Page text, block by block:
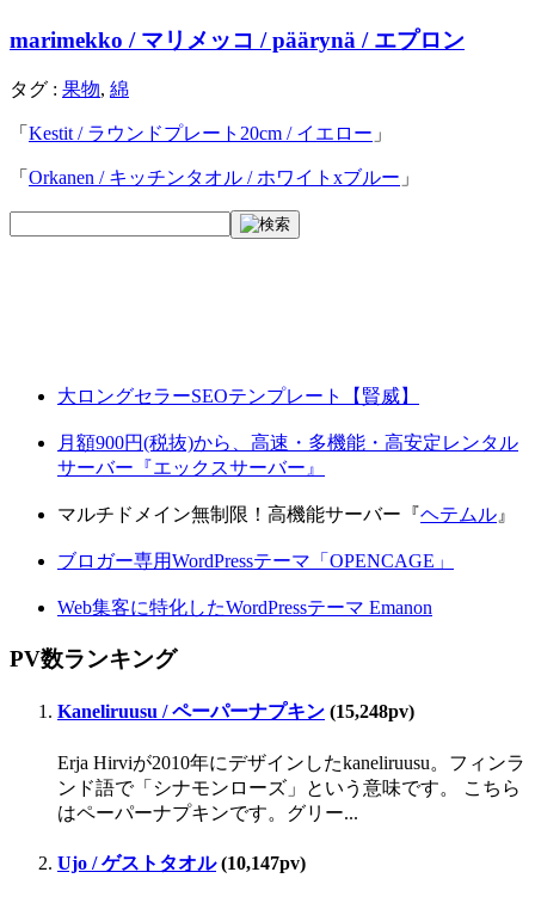
marimekko / マリメッコ / päärynä / エプロン
タグ : 果物, 綿
「 Kestit / ラウンドプレート20cm / イエロー 」
「 Orkanen / キッチンタオル / ホワイトxブルー 」
大ロングセラーSEOテンプレート【賢威】
月額900円(税抜)から、高速・多機能・高安定レンタル
サーバー『エックスサーバー』
マルチドメイン無制限！高機能サーバー『ヘテムル 』
ブロガー専用WordPressテーマ「OPENCAGE」
Web集客に特化したWordPressテーマ Emanon
PV数ランキング
Kaneliruusu / ペーパーナプキン (15,248pv)
Erja Hirviが2010年にデザインしたkaneliruusu。フィンラ
ンド語で「シナモンローズ」という意味です。 こちら
はペーパーナプキンです。グリー...
Ujo / ゲストタオル(10,147pv)